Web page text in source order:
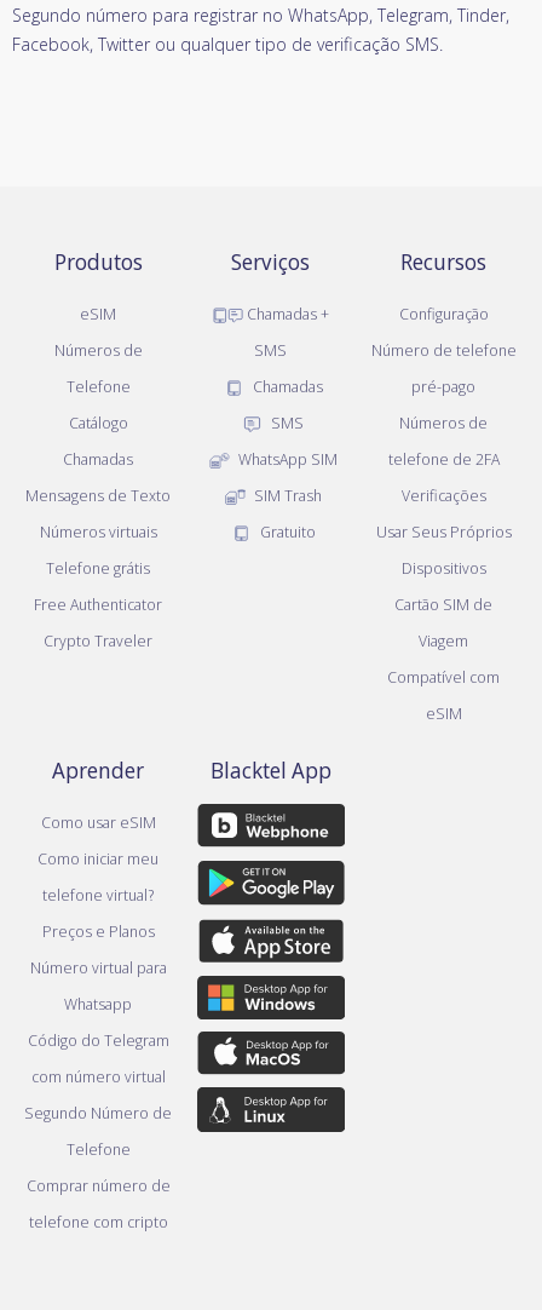
Segundo número para registrar no WhatsApp, Telegram, Tinder,
Facebook, Twitter ou qualquer tipo de verificação SMS.
Produtos
eSIM
Números de
Telefone
Catálogo
Chamadas
Mensagens de Texto
Números virtuais
Telefone grátis
Free Authenticator
Crypto Traveler
Serviços
Chamadas +
SMS
Chamadas
SMS
WhatsApp SIM
SIM Trash
Gratuito
Recursos
Configuração
Número de telefone
pré-pago
Números de
telefone de 2FA
Verificações
Usar Seus Próprios
Dispositivos
Cartão SIM de
Viagem
Compatível com
eSIM
Aprender
Como usar eSIM
Como iniciar meu
telefone virtual?
Preços e Planos
Número virtual para
Whatsapp
Código do Telegram
com número virtual
Segundo Número de
Telefone
Comprar número de
telefone com cripto
Blacktel App